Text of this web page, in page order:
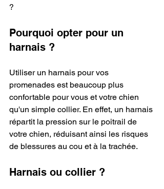
?
Pourquoi opter pour un
harnais ?
Utiliser un harnais pour vos
promenades est beaucoup plus
confortable pour vous et votre chien
qu'un simple collier. En effet, un harnais
répartit la pression sur le poitrail de
votre chien, réduisant ainsi les risques
de blessures au cou et à la trachée.
Harnais ou collier ?